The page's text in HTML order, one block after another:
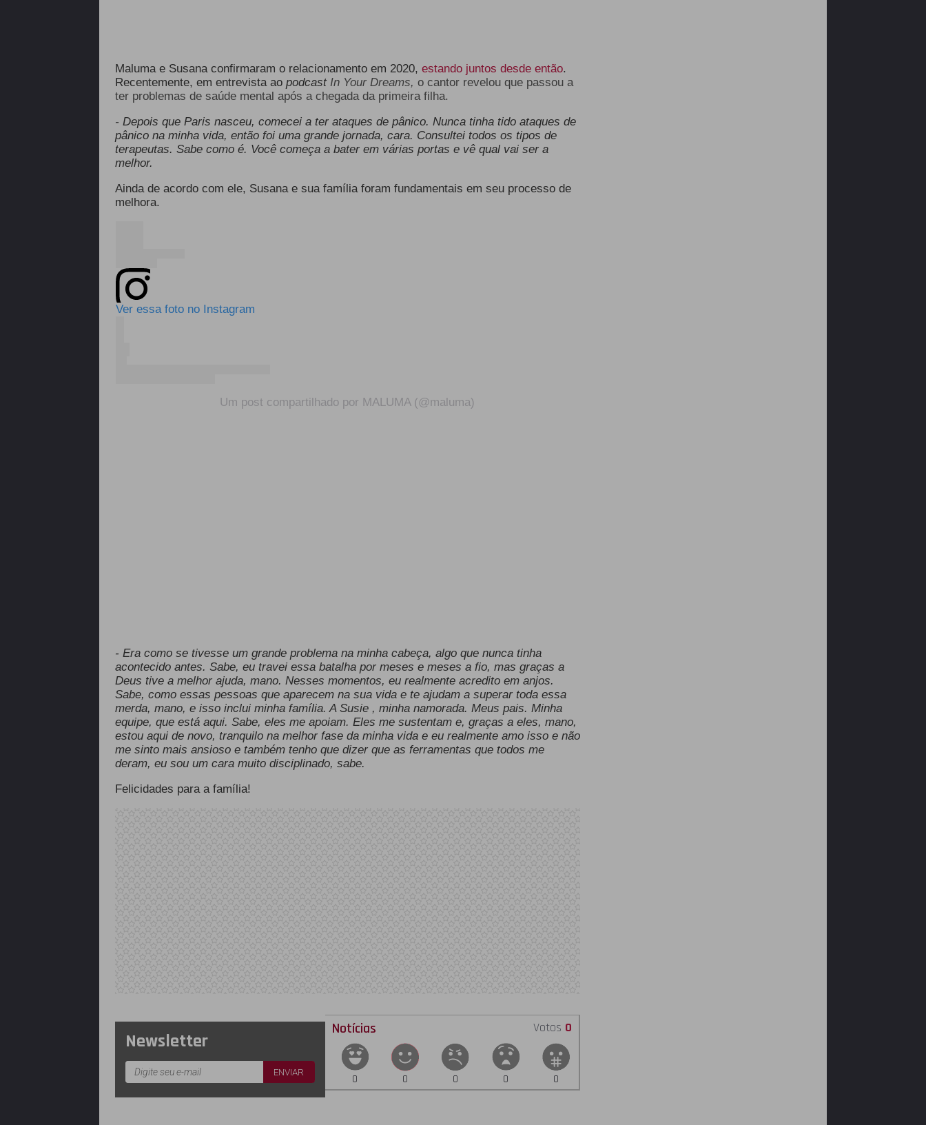
Maluma e Susana confirmaram o relacionamento em 2020, estando juntos desde então.
Recentemente, em entrevista ao podcast In Your Dreams, o cantor revelou que passou a
ter problemas de saúde mental após a chegada da primeira filha.
- Depois que Paris nasceu, comecei a ter ataques de pânico. Nunca tinha tido ataques de
pânico na minha vida, então foi uma grande jornada, cara. Consultei todos os tipos de
terapeutas. Sabe como é. Você começa a bater em várias portas e vê qual vai ser a
melhor.
Ainda de acordo com ele, Susana e sua família foram fundamentais em seu processo de
melhora.
Ver essa foto no Instagram
Um post compartilhado por MALUMA (@maluma)
- Era como se tivesse um grande problema na minha cabeça, algo que nunca tinha
acontecido antes. Sabe, eu travei essa batalha por meses e meses a fio, mas graças a
Deus tive a melhor ajuda, mano. Nesses momentos, eu realmente acredito em anjos.
Sabe, como essas pessoas que aparecem na sua vida e te ajudam a superar toda essa
merda, mano, e isso inclui minha família. A Susie , minha namorada. Meus pais. Minha
equipe, que está aqui. Sabe, eles me apoiam. Eles me sustentam e, graças a eles, mano,
estou aqui de novo, tranquilo na melhor fase da minha vida e eu realmente amo isso e não
me sinto mais ansioso e também tenho que dizer que as ferramentas que todos me
deram, eu sou um cara muito disciplinado, sabe.
Felicidades para a família!
Newsletter
Notícias Votos 0
0 0 0 0 0